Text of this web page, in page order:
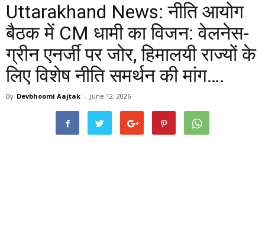
Uttarakhand News: नीति आयोग
बैठक में CM धामी का विजन: वेलनेस-
ग्रीन एनर्जी पर जोर, हिमालयी राज्यों के
लिए विशेष नीति समर्थन की मांग….
By Devbhoomi Aajtak - June 12, 2026